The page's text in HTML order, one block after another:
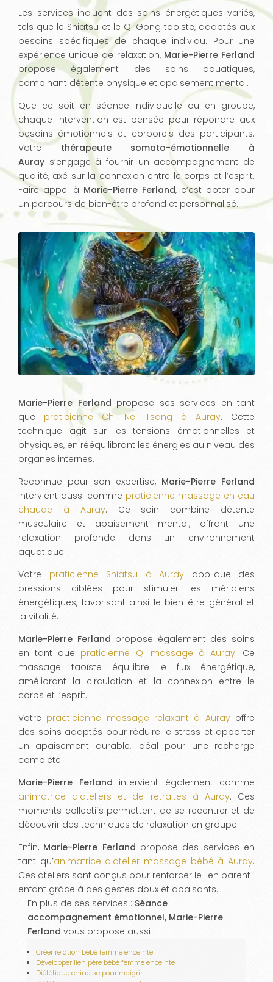
Les services incluent des soins énergétiques variés,
tels que le Shiatsu et le Qi Gong taoïste, adaptés aux
besoins spécifiques de chaque individu. Pour une
expérience unique de relaxation, Marie-Pierre Ferland
propose également des soins aquatiques,
combinant détente physique et apaisement mental.
Que ce soit en séance individuelle ou en groupe,
chaque intervention est pensée pour répondre aux
besoins émotionnels et corporels des participants.
Votre thérapeute somato-émotionnelle à
Auray s’engage à fournir un accompagnement de
qualité, axé sur la connexion entre le corps et l’esprit.
Faire appel à Marie-Pierre Ferland, c’est opter pour
un parcours de bien-être profond et personnalisé.
Marie-Pierre Ferland propose ses services en tant
que praticienne Chi Nei Tsang à Auray. Cette
technique agit sur les tensions émotionnelles et
physiques, en rééquilibrant les énergies au niveau des
organes internes.
Reconnue pour son expertise, Marie-Pierre Ferland
intervient aussi comme praticienne massage en eau
chaude à Auray. Ce soin combine détente
musculaire et apaisement mental, offrant une
relaxation profonde dans un environnement
aquatique.
Votre praticienne Shiatsu à Auray applique des
pressions ciblées pour stimuler les méridiens
énergétiques, favorisant ainsi le bien-être général et
la vitalité.
Marie-Pierre Ferland propose également des soins
en tant que praticienne QI massage à Auray. Ce
massage taoïste équilibre le flux énergétique,
améliorant la circulation et la connexion entre le
corps et l’esprit.
Votre practicienne massage relaxant à Aurayoffre
des soins adaptés pour réduire le stress et apporter
un apaisement durable, idéal pour une recharge
complète.
Marie-Pierre Ferland intervient également comme
animatrice d'ateliers et de retraites à Auray. Ces
moments collectifs permettent de se recentrer et de
découvrir des techniques de relaxation en groupe.
Enfin, Marie-Pierre Ferland propose des services en
tant qu’animatrice d'atelier massage bébé à Auray.
Ces ateliers sont conçus pour renforcer le lien parent-
enfant grâce à des gestes doux et apaisants.
En plus de ses services : Séance
accompagnement émotionnel, Marie-Pierre
Ferland vous propose aussi :
Créer relation bébé femme enceinte
Développer lien père bébé femme enceinte
Diététique chinoise pour maigrir